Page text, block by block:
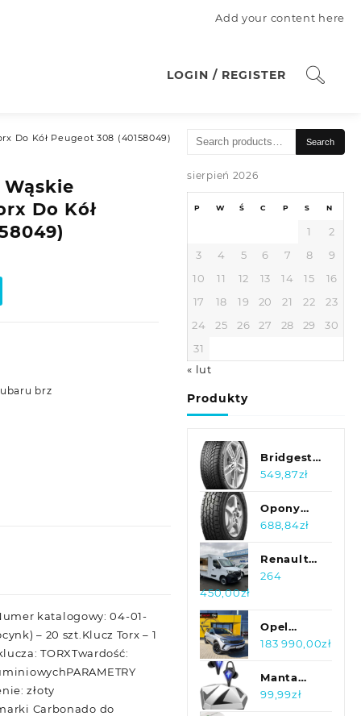
Add your content here
LOGIN / REGISTER
Do Kół Peugeot 308 (40158049)
Do Kół
brz
katalogowy: 04-01-
– 20 szt.Klucz Torx – 1
TORXTwardość:
złoty
Carbonado do
Search
Search
sierpień 2026
P W Ś C P S N
1
2
3
4 5 6 7 8
9
10
11 12 13 14 15
16
17
18 19 20 21 22
23
24
25 26 27 28 29
30
31
« lut
Produkty
Bridgestone
Blizzak
225/45R17
91H
549,87zł
Opony
Triangle
Agilex A/T
255/70R16
688,84zł
Renault
Master
food
truck
264
450,00zł
Opel
Grandland
1.6 PHEV
300KM
183 990,00zł
Manta
MTWS007
99,99zł